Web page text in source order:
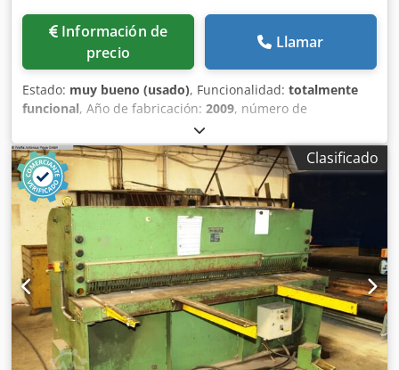
Información de
precio
Llamar
Estado: muy bueno (usado), Funcionalidad: totalmente
funcional, Año de fabricación: 2009, número de
, ESPECIFICACIONES DE LA
MÁQUINA Grosor máximo de corte: 1,5 mm Longitud
máxima de corte: 1030 mm Ángulo de corte: 3 grados
Presión de trabajo: de 7 a 10 bares Dimensiones (largo x
ancho x alto): 1380 mm x 1210 mm x 1300 mm Peso
aproximado: 195 kg Dsdpfjzia Nzjx Ai Eskr LA MÁQUINA
ESTÁ EQUIPADA CON: Brazo de escuadra Protector trasero
Interruptor de pedal
Clasificado